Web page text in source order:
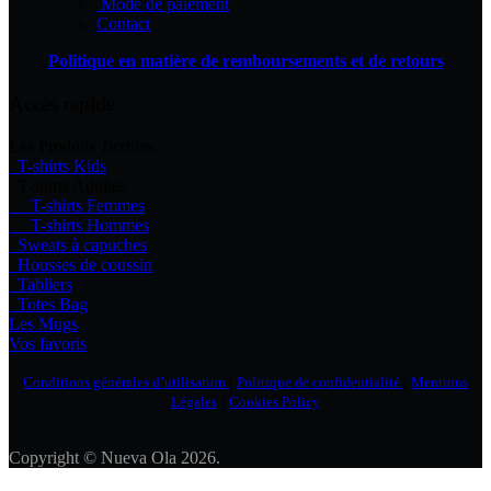
Mode de paiement
Contact
Politique en matière de remboursements et de retours
T-shirts Kids
T-shirts Femmes
T-shirts Hommes
Sweats à capuches
Housses de coussin
Tabliers
Totes Bag
Les Mugs
Vos favoris
Conditions générales d’utilisation Politique de confidentialité
Mentions
Légales
Cookies Policy
Copyright © Nueva Ola 2026.